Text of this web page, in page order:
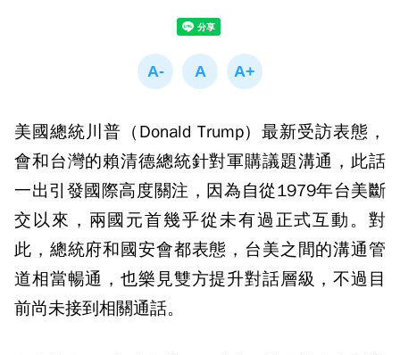
美國總統川普（Donald Trump）最新受訪表態，
會和台灣的賴清德總統針對軍購議題溝通，此話
一出引發國際高度關注，因為自從1979年台美斷
交以來，兩國元首幾乎從未有過正式互動。對
此，總統府和國安會都表態，台美之間的溝通管
道相當暢通，也樂見雙方提升對話層級，不過目
前尚未接到相關通話。